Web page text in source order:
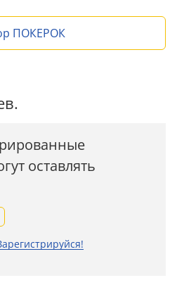
ПОКЕРОК
оставлять